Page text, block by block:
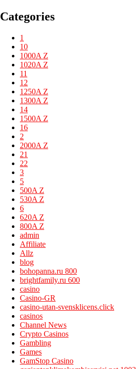
Categories
1
10
1000A Z
1020A Z
11
12
1250A Z
1300A Z
14
1500A Z
16
2
2000A Z
21
22
3
5
500A Z
530A Z
6
620A Z
800A Z
admin
Affiliate
Allz
blog
bohopanna.ru 800
brightfamily.ru 600
casino
Casino-GR
casino-utan-svensklicens.click
casinos
Channel News
Crypto Casinos
Gambling
Games
GamStop Casino